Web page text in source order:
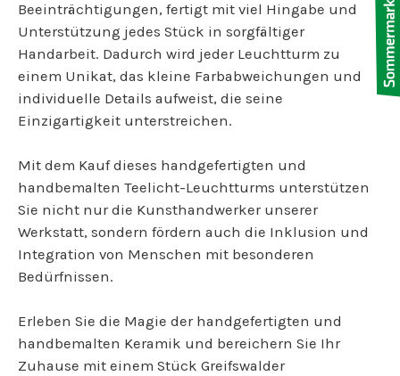
Beeinträchtigungen, fertigt mit viel Hingabe und
Unterstützung jedes Stück in sorgfältiger
Handarbeit. Dadurch wird jeder Leuchtturm zu
einem Unikat, das kleine Farbabweichungen und
individuelle Details aufweist, die seine
Einzigartigkeit unterstreichen.
Mit dem Kauf dieses handgefertigten und
handbemalten Teelicht-Leuchtturms unterstützen
Sie nicht nur die Kunsthandwerker unserer
Werkstatt, sondern fördern auch die Inklusion und
Integration von Menschen mit besonderen
Bedürfnissen.
Erleben Sie die Magie der handgefertigten und
handbemalten Keramik und bereichern Sie Ihr
Zuhause mit einem Stück Greifswalder